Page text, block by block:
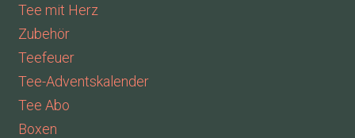
Tee mit Herz
Zubehör
Teefeuer
Tee-Adventskalender
Tee Abo
Boxen